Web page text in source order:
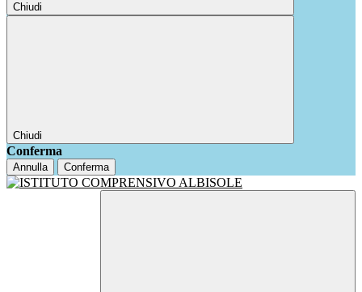
Chiudi
Chiudi
Conferma
Annulla Conferma